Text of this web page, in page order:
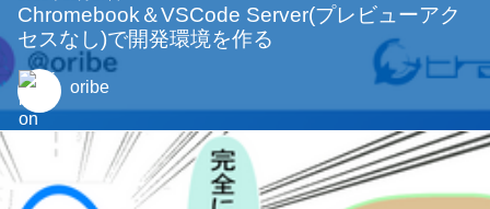
Chromebook＆VSCode Server(プレビューアク
セスなし)で開発環境を作る
oribe